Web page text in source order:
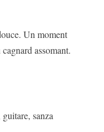
Un moment
assomant.
sanza